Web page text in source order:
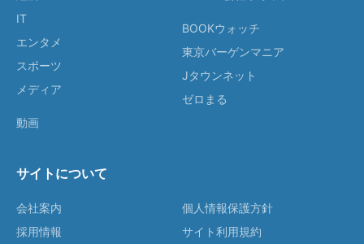
IT
エンタメ
スポーツ
メディア
動画
BOOKウォッチ
東京バーゲンマニア
Jタウンネット
ゼロまる
サイトについて
会社案内
採用情報
個人情報保護方針
サイト利用規約